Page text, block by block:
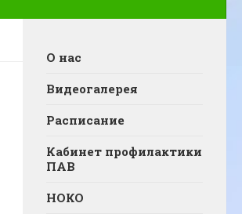
О нас
Видеогалерея
Расписание
Кабинет профилактики
ПАВ
НОКО